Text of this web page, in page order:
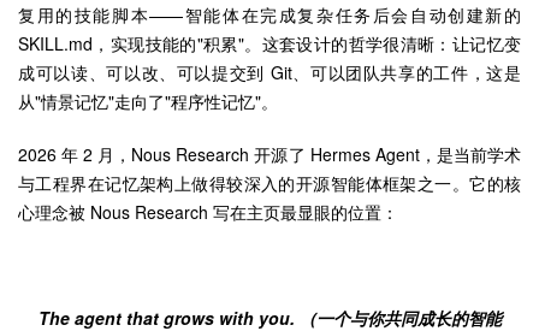
复用的技能脚本——智能体在完成复杂任务后会自动创建新的
SKILL.md，实现技能的"积累"。这套设计的哲学很清晰：让记忆变
成可以读、可以改、可以提交到 Git、可以团队共享的工件，这是
从"情景记忆"走向了"程序性记忆"。
2026 年 2 月，Nous Research 开源了 Hermes Agent，是当前学术
与工程界在记忆架构上做得较深入的开源智能体框架之一。它的核
心理念被 Nous Research 写在主页最显眼的位置：
The agent that grows with you. （一个与你共同成长的智能